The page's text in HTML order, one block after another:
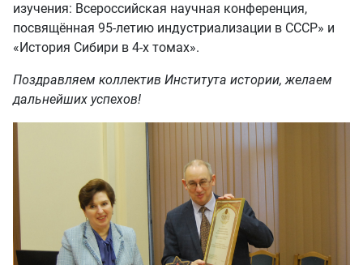
изучения: Всероссийская научная конференция,
посвящённая 95-летию индустриализации в СССР» и
«История Сибири в 4-х томах».
Поздравляем коллектив Института истории, желаем
дальнейших успехов!